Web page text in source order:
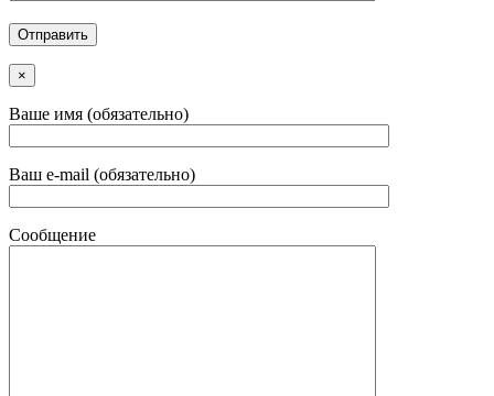
×
Ваше имя (обязательно)
Ваш e-mail (обязательно)
Сообщение